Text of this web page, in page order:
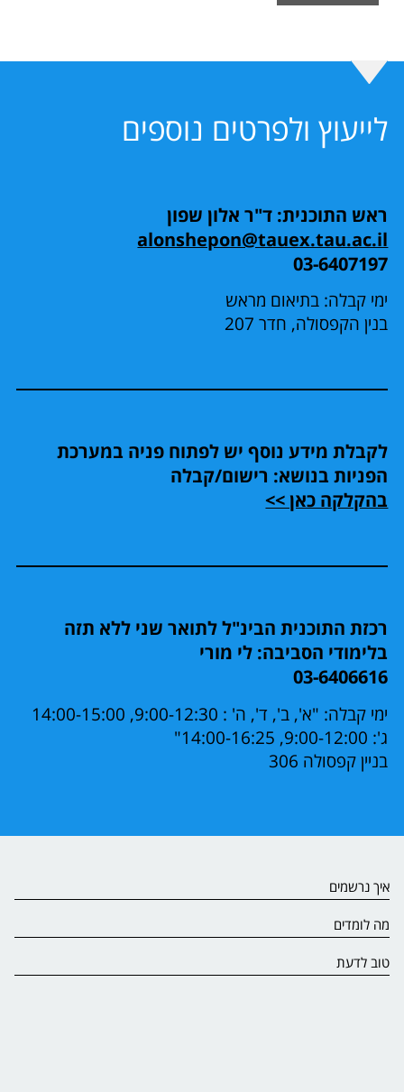
לייעוץ ולפרטים נוספים
ראש התוכנית: ד"ר אלון שפון
alonshepon@tauex.tau.ac.il
03-6407197
ימי קבלה: בתיאום מראש
בנין הקפסולה, חדר 207
לקבלת מידע נוסף יש לפתוח פניה במערכת
הפניות בנושא: רישום/קבלה
בהקלקה כאן >>
רכזת התוכנית הבינ"ל לתואר שני ללא תזה
בלימודי הסביבה: לי מורי
03-6406616
ימי קבלה: "א', ב', ד', ה' : 9:00-12:30, 14:00-15:00
ג': 9:00-12:00, 14:00-16:25"
בניין קפסולה 306
איך נרשמים
מה לומדים
טוב לדעת